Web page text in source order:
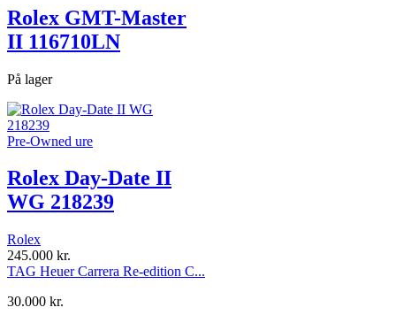
Rolex GMT-Master
II 116710LN
På lager
Pre-Owned ure
Rolex Day-Date II
WG 218239
Rolex
245.000 kr.
TAG Heuer Carrera Re-edition C...
30.000 kr.